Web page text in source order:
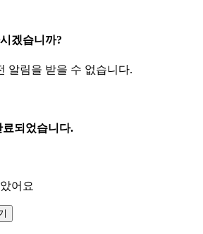
겠습니까?
알림을 받을 수 없습니다.
되었습니다.
어요